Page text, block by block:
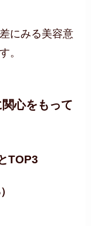
にみる美容意
。
心をもって
TOP3